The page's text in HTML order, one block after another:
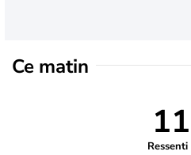
Ce matin
Ressenti